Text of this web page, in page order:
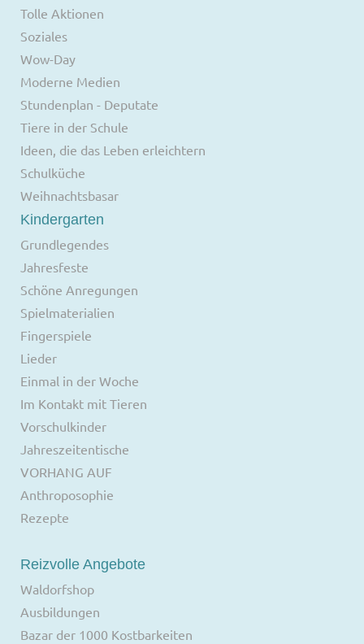
Tolle Aktionen
Soziales
Wow-Day
Moderne Medien
Stundenplan - Deputate
Tiere in der Schule
Ideen, die das Leben erleichtern
Schulküche
Weihnachtsbasar
Kindergarten
Grundlegendes
Jahresfeste
Schöne Anregungen
Spielmaterialien
Fingerspiele
Lieder
Einmal in der Woche
Im Kontakt mit Tieren
Vorschulkinder
Jahreszeitentische
VORHANG AUF
Anthroposophie
Rezepte
Reizvolle Angebote
Waldorfshop
Ausbildungen
Bazar der 1000 Kostbarkeiten